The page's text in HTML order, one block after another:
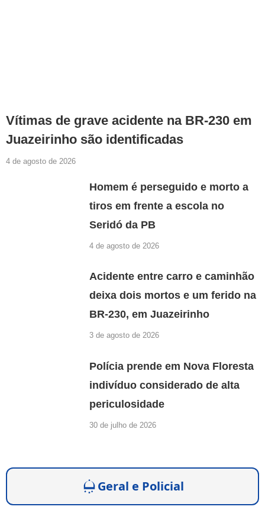
Vítimas de grave acidente na BR-230 em
Juazeirinho são identificadas
4 de agosto de 2026
Homem é perseguido e morto a
tiros em frente a escola no
Seridó da PB
4 de agosto de 2026
Acidente entre carro e caminhão
deixa dois mortos e um ferido na
BR-230, em Juazeirinho
3 de agosto de 2026
Polícia prende em Nova Floresta
indivíduo considerado de alta
periculosidade
30 de julho de 2026
Geral e Policial